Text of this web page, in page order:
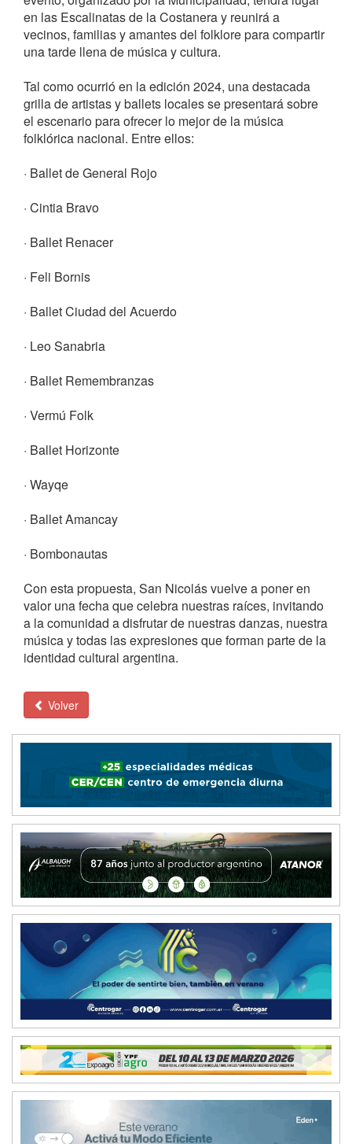
en las Escalinatas de la Costanera y reunirá a
vecinos, familias y amantes del folklore para compartir
una tarde llena de música y cultura.
Tal como ocurrió en la edición 2024, una destacada
grilla de artistas y ballets locales se presentará sobre
el escenario para ofrecer lo mejor de la música
folklórica nacional. Entre ellos:
· Ballet de General Rojo
· Cintia Bravo
· Ballet Renacer
· Feli Bornis
· Ballet Ciudad del Acuerdo
· Leo Sanabria
· Ballet Remembranzas
· Vermú Folk
· Ballet Horizonte
· Wayqe
· Ballet Amancay
· Bombonautas
Con esta propuesta, San Nicolás vuelve a poner en
valor una fecha que celebra nuestras raíces, invitando
a la comunidad a disfrutar de nuestras danzas, nuestra
música y todas las expresiones que forman parte de la
identidad cultural argentina.
Volver